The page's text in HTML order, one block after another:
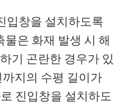
입창을 설치하도록
은 화재 발생 시 해
기 곤란한 경우가 있
지의 수평 길이가
진입창을 설치하도